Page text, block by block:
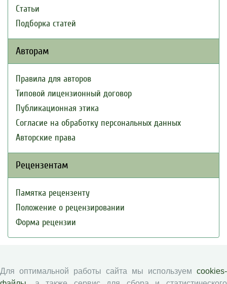
Статьи
Подборка статей
Авторам
Правила для авторов
Типовой лицензионный договор
Публикационная этика
Согласие на обработку персональных данных
Авторские права
Рецензентам
Памятка рецензенту
Положение о рецензировании
Форма рецензии
Для оптимальной работы сайта мы используем cookies-